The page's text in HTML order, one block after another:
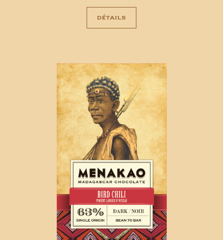
détails